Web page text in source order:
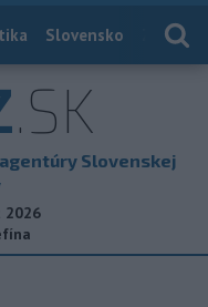
Slovensko
.SK
Slovenskej
2026